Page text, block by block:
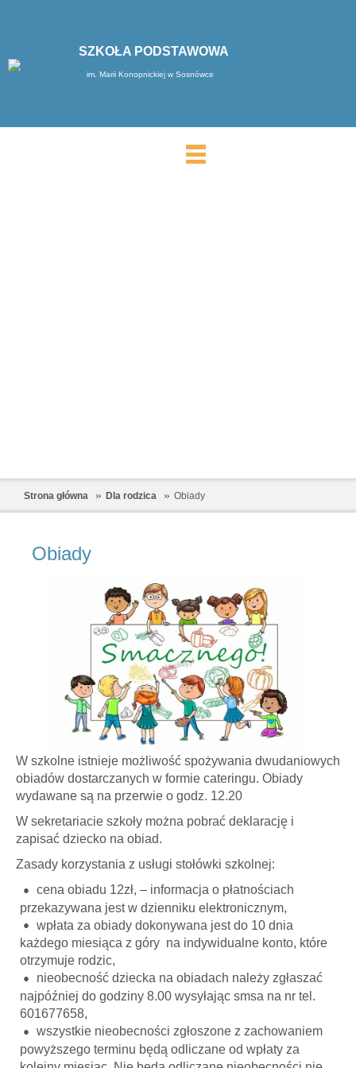
SZKOŁA PODSTAWOWA
im. Marii Konopnickiej w Sosnówce
Strona główna Dla rodzica Obiady
Obiady
W szkolne istnieje możliwość spożywania dwudaniowych
obiadów dostarczanych w formie cateringu. Obiady
wydawane są na przerwie o godz. 12.20
W sekretariacie szkoły można pobrać deklarację i
zapisać dziecko na obiad.
Zasady korzystania z usługi stołówki szkolnej:
cena obiadu 12zł, – informacja o płatnościach
przekazywana jest w dzienniku elektronicznym,
wpłata za obiady dokonywana jest do 10 dnia
każdego miesiąca z góry na indywidualne konto, które
otrzymuje rodzic,
nieobecność dziecka na obiadach należy zgłaszać
najpóźniej do godziny 8.00 wysyłając smsa na nr tel.
601677658,
wszystkie nieobecności zgłoszone z zachowaniem
powyższego terminu będą odliczane od wpłaty za